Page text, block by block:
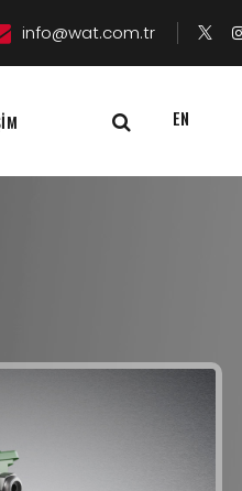
info@wat.com.tr
EN